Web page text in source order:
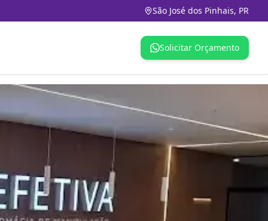
São José dos Pinhais, PR
Solicitar Orçamento